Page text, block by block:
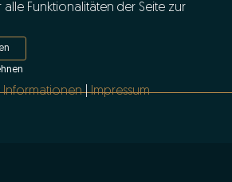
Funktionalitäten der Seite zur
Informationen|Impressum